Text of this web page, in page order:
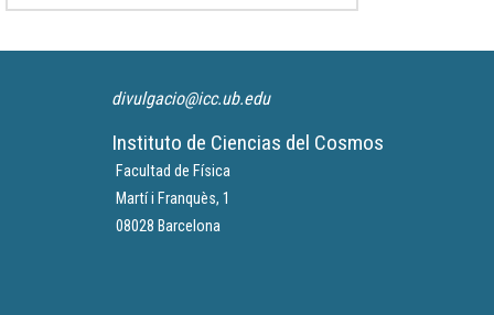
divulgacio@icc.ub.edu
Instituto de Ciencias del Cosmos
Facultad de Física
Martí i Franquès, 1
08028 Barcelona